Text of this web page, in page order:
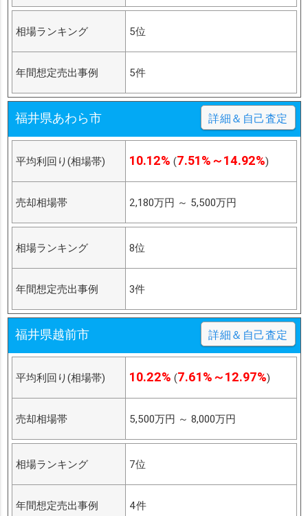
相場ランキング 5位
年間想定売出事例 5件
福井県あわら市 詳細＆自己査定
平均利回り(相場帯) 10.12% (7.51%～14.92%)
売却相場帯 2,180万円 ～ 5,500万円
相場ランキング 8位
年間想定売出事例 3件
福井県越前市 詳細＆自己査定
平均利回り(相場帯) 10.22% (7.61%～12.97%)
売却相場帯 5,500万円 ～ 8,000万円
相場ランキング 7位
年間想定売出事例 4件